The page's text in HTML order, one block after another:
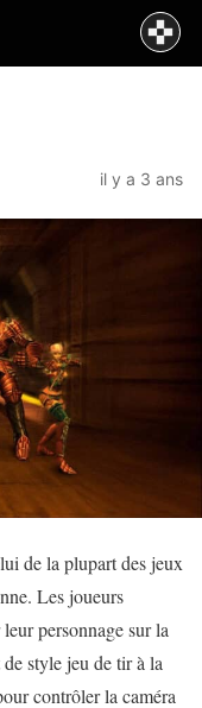
il y a 3 ans
de la plupart des jeux
Les joueurs
personnage sur la
style jeu de tir à la
contrôler la caméra